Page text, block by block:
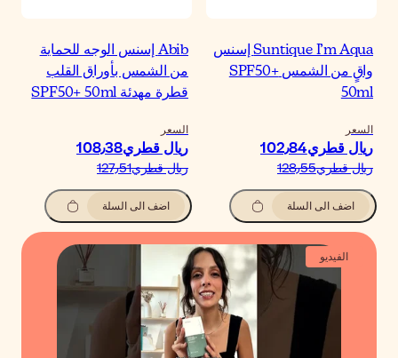
Abib إسنس الوجه للحماية
من الشمس بأوراق القلب
قطرة مهدئة SPF50+ 50ml
السعر
ريال قطري‏108٫38
ريال قطري‏127٫51
اضف الى السلة
الفيديو